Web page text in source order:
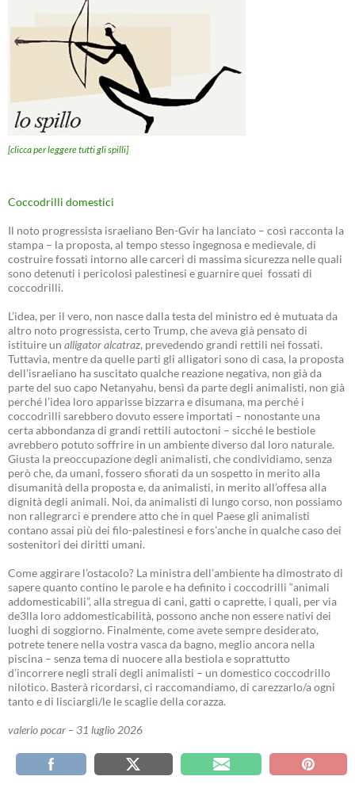
[clicca per leggere tutti gli spilli]
Coccodrilli domestici
Il noto progressista israeliano Ben-Gvir ha lanciato – così racconta la
stampa – la proposta, al tempo stesso ingegnosa e medievale, di
costruire fossati intorno alle carceri di massima sicurezza nelle quali
sono detenuti i pericolosi palestinesi e guarnire quei fossati di
coccodrilli.
L’idea, per il vero, non nasce dalla testa del ministro ed è mutuata da
altro noto progressista, certo Trump, che aveva già pensato di
istituire un alligator alcatraz, prevedendo grandi rettili nei fossati.
Tuttavia, mentre da quelle parti gli alligatori sono di casa, la proposta
dell’israeliano ha suscitato qualche reazione negativa, non già da
parte del suo capo Netanyahu, bensì da parte degli animalisti, non già
perché l’idea loro apparisse bizzarra e disumana, ma perché i
coccodrilli sarebbero dovuto essere importati – nonostante una
certa abbondanza di grandi rettili autoctoni – sicché le bestiole
avrebbero potuto soffrire in un ambiente diverso dal loro naturale.
Giusta la preoccupazione degli animalisti, che condividiamo, senza
però che, da umani, fossero sfiorati da un sospetto in merito alla
disumanità della proposta e, da animalisti, in merito all’offesa alla
dignità degli animali. Noi, da animalisti di lungo corso, non possiamo
non rallegrarci e prendere atto che in quel Paese gli animalisti
contano assai più dei filo-palestinesi e fors’anche in qualche caso dei
sostenitori dei diritti umani.
Come aggirare l’ostacolo? La ministra dell’ambiente ha dimostrato di
sapere quanto contino le parole e ha definito i coccodrilli “animali
addomesticabili”, alla stregua di cani, gatti o caprette, i quali, per via
de3lla loro addomesticabilità, possono anche non essere nativi dei
luoghi di soggiorno. Finalmente, come avete sempre desiderato,
potrete tenere nella vostra vasca da bagno, meglio ancora nella
piscina – senza tema di nuocere alla bestiola e soprattutto
d’incorrere negli strali degli animalisti – un domestico coccodrillo
nilotico. Basterà ricordarsi, ci raccomandiamo, di carezzarlo/a ogni
tanto e di lisciargli/le le scaglie della corazza.
valerio pocar – 31 luglio 2026